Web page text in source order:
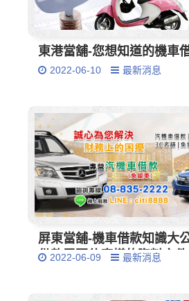
東港當舖-您想知道的機車
2022-06-10 最新消息
屏東當舖-機車借款知識大
借款需要什麼樣的資料文件
2022-06-09 最新消息